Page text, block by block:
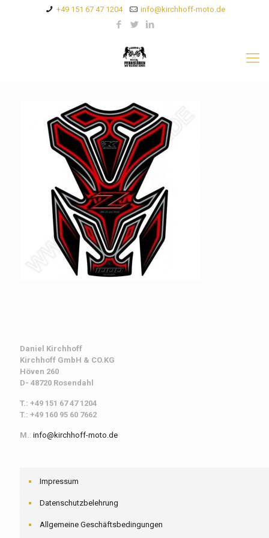
+49 151 67 47 1204 info@kirchhoff-moto.de
Daniel Kirchhoff
Kirchhoff GmbH & CO.KG
Höven 260
D- 48720 Rosendahl
T.: +49 151 67 47 1204
T.: +49 160 95 60 7662
M.: info@kirchhoff-moto.de
Impressum
Datenschutzbelehrung
Allgemeine Geschäftsbedingungen